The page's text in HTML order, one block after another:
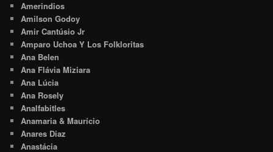
Amerindios
Amilson Godoy
Amir Cantúsio Jr
Amparo Uchoa Y Los Folkloritas
Ana Belen
Ana Flávia Miziara
Ana Lúcia
Ana Rosely
Analfabitles
Anamaria & Maurício
Anares Diaz
Anastácia